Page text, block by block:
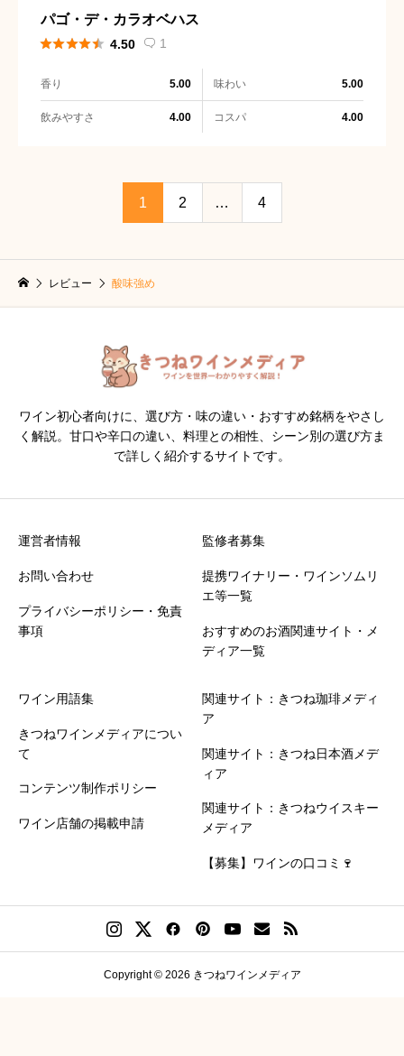
パゴ・デ・カラオベハス
 4.50  1
香り 5.00 味わい 5.00
飲みやすさ 4.00 コスパ 4.00
1 2 … 4
レビュー 酸味強め
ワイン初心者向けに、選び方・味の違い・おすすめ銘柄をやさし
く解説。甘口や辛口の違い、料理との相性、シーン別の選び方ま
で詳しく紹介するサイトです。
運営者情報
お問い合わせ
プライバシーポリシー・免責
事項
監修者募集
提携ワイナリー・ワインソムリ
エ等一覧
おすすめのお酒関連サイト・メ
ディア一覧
ワイン用語集
きつねワインメディアについ
て
コンテンツ制作ポリシー
ワイン店舗の掲載申請
関連サイト：きつね珈琲メディ
ア
関連サイト：きつね日本酒メデ
ィア
関連サイト：きつねウイスキー
メディア
【募集】ワインの口コミ🍷
Copyright © 2026 きつねワインメディア